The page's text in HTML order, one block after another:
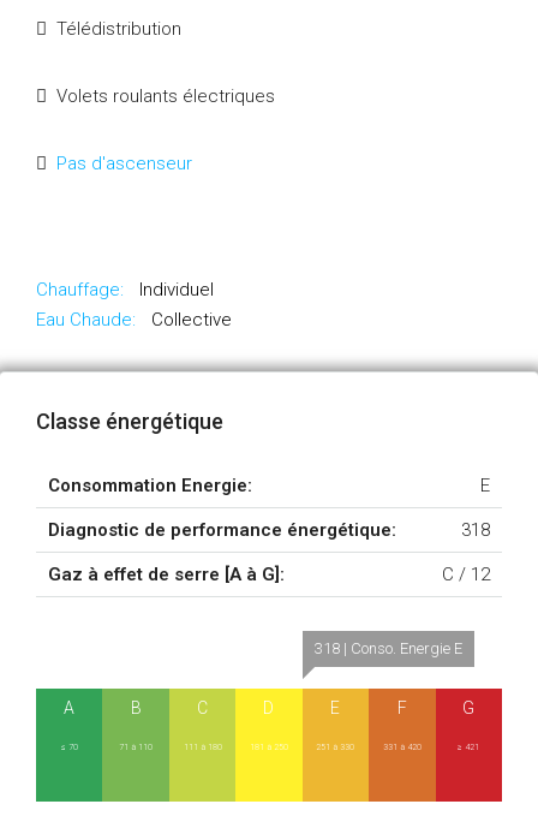
Télédistribution
Volets roulants électriques
Pas d'ascenseur
Chauffage:
Individuel
Eau Chaude:
Collective
Classe énergétique
Consommation Energie: E
Diagnostic de performance énergétique: 318
Gaz à effet de serre [A à G]: 12
C /
A
≤ 70
B
71 à 110
C
111 à 180
D
181 à 250
318 | Conso. Energie E
E
251 à 330
F
331 à 420
G
≥ 421